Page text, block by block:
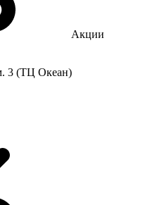
Акции
3 (ТЦ Океан)